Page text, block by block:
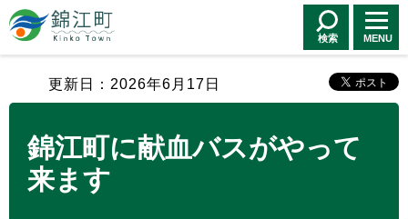
錦江町 Kinko
Town
検索 MENU
更新日：2026年6月17日
錦江町に献血バスがやって
来ます